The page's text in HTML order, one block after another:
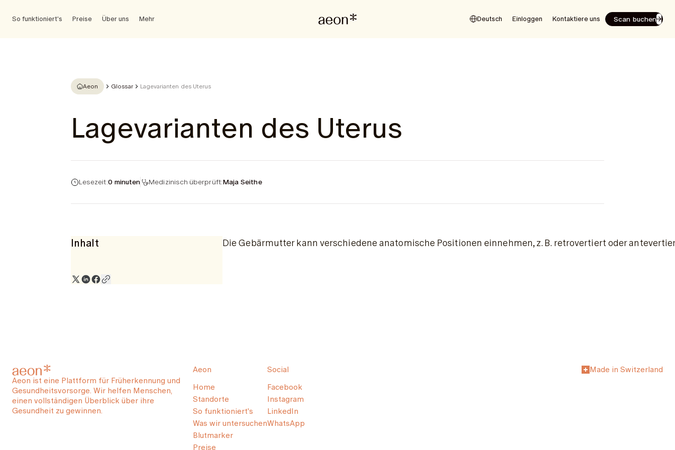
So funktioniert's Preise Über uns Mehr Deutsch Einloggen Kontaktiere uns Scan buchen
Aeon Glossar Lagevarianten des Uterus
Lagevarianten des Uterus
Lesezeit:0 minuten Medizinisch überprüft:Maja Seithe
Inhalt Die Gebärmutter kann verschiedene anatomische Positionen einnehmen, z. B. retrovertiert oder
Aeon ist eine Plattform für Früherkennung und
Gesundheitsvorsorge. Wir helfen Menschen,
einen vollständigen Überblick über ihre
Gesundheit zu gewinnen.
Aeon
Home
Standorte
So funktioniert's
Was wir untersuchen
Blutmarker
Preise
Social
Facebook
Instagram
LinkedIn
WhatsApp
Made in Switzerland